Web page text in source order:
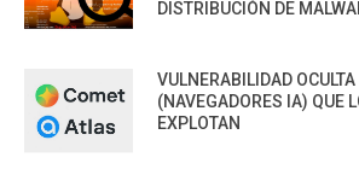
DISTRIBUCIÓN DE
VULNERABILIDAD
(NAVEGADORES IA) QUE
EXPLOTAN